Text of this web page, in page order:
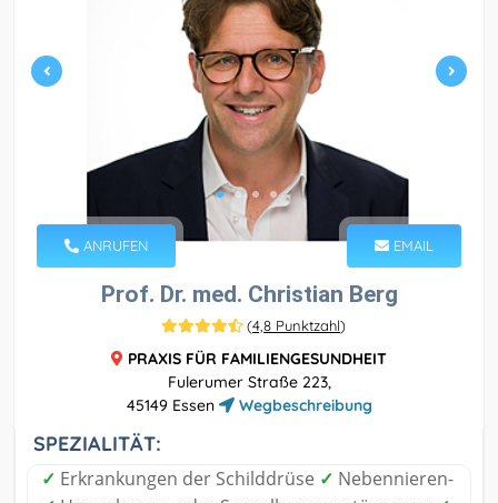
ANRUFEN EMAIL
Prof. Dr. med. Christian Berg
(4,8 Punktzahl)
PRAXIS FÜR FAMILIENGESUNDHEIT
Fulerumer Straße 223,
45149 Essen
Wegbeschreibung
SPEZIALITÄT:
✓ Erkrankungen der Schilddrüse ✓ Nebennieren-